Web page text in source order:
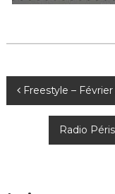
N
i
Freestyle – Février
Radio